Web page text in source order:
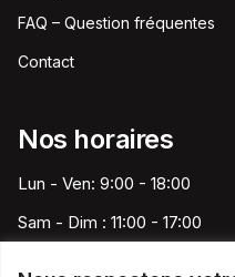
FAQ – Question fréquentes
Contact
Nos horaires
Lun - Ven: 9:00 - 18:00
Sam - Dim : 11:00 - 17:00